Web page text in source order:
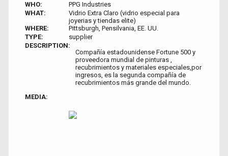
WHO:
PPG Industries
WHAT:
Vidrio Extra Claro (vidrio especial para
joyerias y tiendas elite)
WHERE:
Pittsburgh, Pensilvania, EE. UU.
TYPE:
supplier
DESCRIPTION:
Compañía estadounidense Fortune 500 y
proveedora mundial de pinturas ,
recubrimientos y materiales especiales,por
ingresos, es la segunda compañía de
recubrimientos más grande del mundo.
MEDIA: